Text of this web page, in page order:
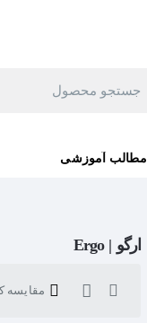
مطالب آموزشی
ارگو | Ergo
مقایسه